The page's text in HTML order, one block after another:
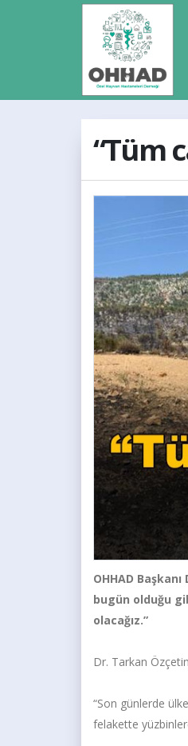
“Tüm
OHHAD
bugün olduğu
olacağız.”
Dr. Tarkan
“Son günlerde
felakette